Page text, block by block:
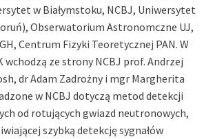
w Białymstoku, NCBJ, Uniwersytet
Obserwatorium Astronomczne UJ,
Centrum Fizyki Teoretycznej PAN. W
wchodzą ze strony NCBJ prof. Andrzej
dr Adam Zadrożny i mgr Margherita
w NCBJ dotyczą metod detekcji
od rotujących gwiazd neutronowych,
szybką detekcję sygnałów